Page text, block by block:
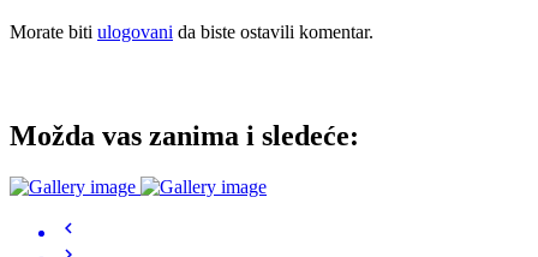
Morate biti ulogovani da biste ostavili komentar.
Možda vas zanima i sledeće: